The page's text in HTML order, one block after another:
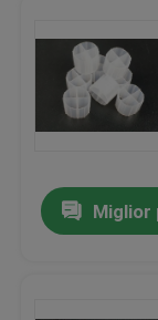
Circa noi
Giro della
Controllo di
Miglior